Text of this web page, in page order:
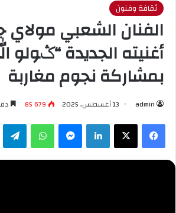
ثقافة وفنون
الفنان الشعبي
أغنيته الجديدة “ݣولو
بمشاركة نجوم مغاربة
admin 13 أغسطس، 2025 85 679
فيسبوك لينكدإن واتساب